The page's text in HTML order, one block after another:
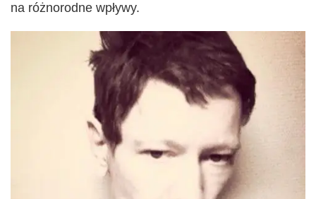
na różnorodne wpływy.